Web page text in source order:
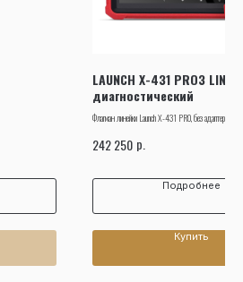
LAUNCH X-431 PRO3 LINK
диагностический
Флагман линейки Launch X-431 PRO, без адаптеров
242 250 р.
Подробнее
Купить